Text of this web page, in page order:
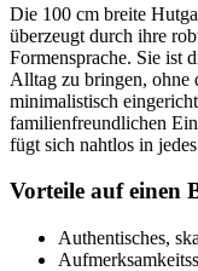
Die 100 cm breite
überzeugt durch ihre
Formensprache. Sie ist
Alltag zu bringen, ohne
minimalistisch
familienfreundlichen
fügt sich nahtlos in
Vorteile auf einen
Authentisches,